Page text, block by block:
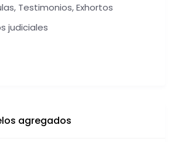
Testimonios, Exhortos
judiciales
agregados